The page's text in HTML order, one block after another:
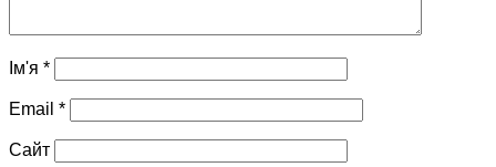
Ім'я *
Email *
Сайт